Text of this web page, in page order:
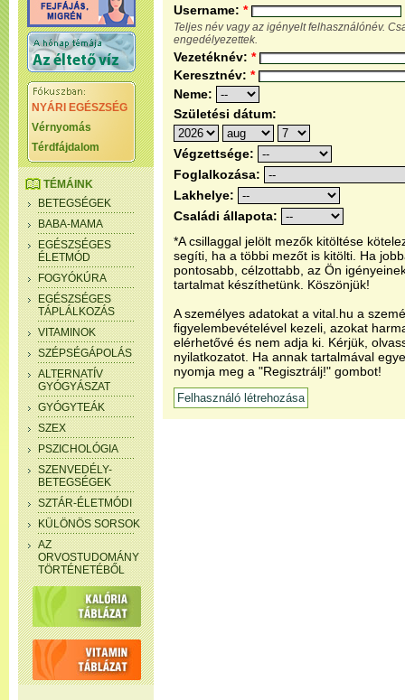
NYÁRI EGÉSZSÉG
Vérnyomás
Térdfájdalom
TÉMÁINK
BETEGSÉGEK
BABA-MAMA
EGÉSZSÉGES
ÉLETMÓD
FOGYÓKÚRA
EGÉSZSÉGES
TÁPLÁLKOZÁS
VITAMINOK
SZÉPSÉGÁPOLÁS
ALTERNATÍV
GYÓGYÁSZAT
GYÓGYTEÁK
SZEX
PSZICHOLÓGIA
SZENVEDÉLY-
BETEGSÉGEK
SZTÁR-ÉLETMÓDI
KÜLÖNÖS SORSOK
AZ
ORVOSTUDOMÁNY
TÖRTÉNETÉBŐL
Username: *
Teljes név vagy az igényelt felhasználónév.
engedélyezettek.
Vezetéknév: *
Keresztnév: *
Neme:
Születési dátum:
Végzettsége:
Foglalkozása:
Lakhelye:
Családi állapota:
*A csillaggal jelölt mezők kitöltése
segíti, ha a többi mezőt is kitölti. Ha
pontosabb, célzottabb, az Ön
tartalmat készíthetünk. Köszönjük!
A személyes adatokat a vital.hu a
figyelembevételével kezeli, azokat
elérhetővé és nem adja ki. Kérjük,
nyilatkozatot. Ha annak tartalmával
nyomja meg a "Regisztrálj!" gombot!